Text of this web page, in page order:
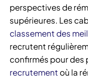
perspectives de
supérieures. Les
classement des
recrutent
confirmés pour des
recrutement où la